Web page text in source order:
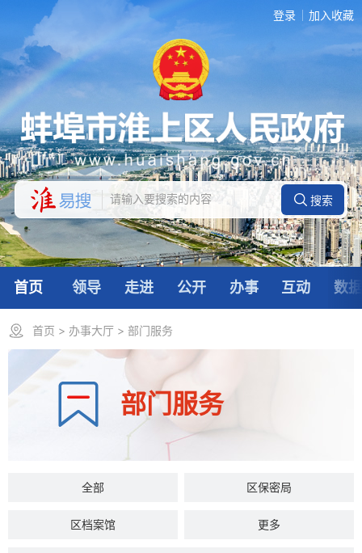
登录 加入收藏
首页 领导 走进 公开 办事 互动 数
首页 > 办事大厅 > 部门服务
部门服务
全部 区保密局
区档案馆 区司法局
更多